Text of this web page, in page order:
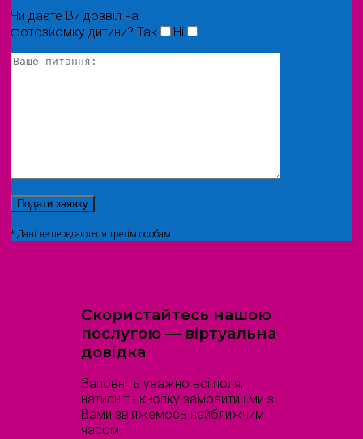
Чи даєте Ви дозвіл на
фотозйомку дитини? Так Ні
* Дані не передаються третім особам
Скористайтесь нашою
послугою — віртуальна
довідка
Заповніть уважно всі поля,
натисніть кнопку замовити і ми з
Вами зв'яжемось найближчим
часом.